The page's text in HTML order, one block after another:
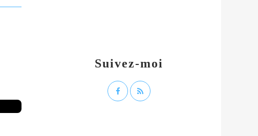
Suivez-moi